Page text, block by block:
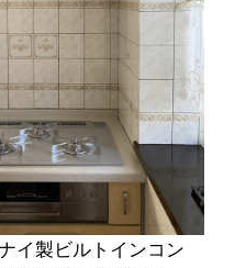
イ製ビルトインコン